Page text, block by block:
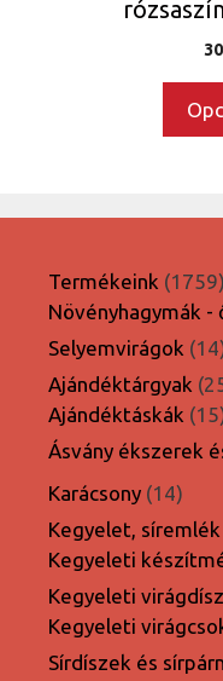
Termékeink 1759
Növényhagymák
Selyemvirágok 14
Ajándéktárgyak
Ajándéktáskák 15
Ásvány ékszerek
Karácsony 1414
Kegyelet, síremlék
Kegyeleti
Kegyeleti
Kegyeleti
Sírdíszek és